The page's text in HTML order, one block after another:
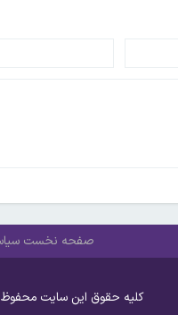
صفحه نخست
کلیه حقوق این سایت محفوظ